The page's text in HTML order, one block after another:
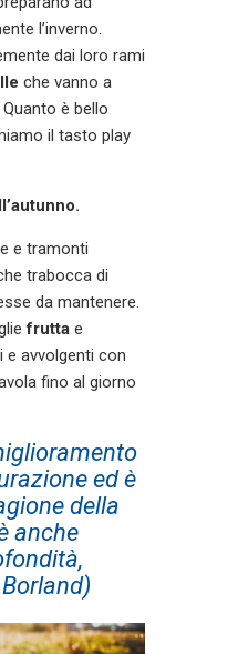
l’inverno.
dai loro rami
che vanno a
è bello
il tasto play
e tramonti
trabocca di
da mantenere.
frutta e
e avvolgenti con
fino al giorno
ed è
della
anche